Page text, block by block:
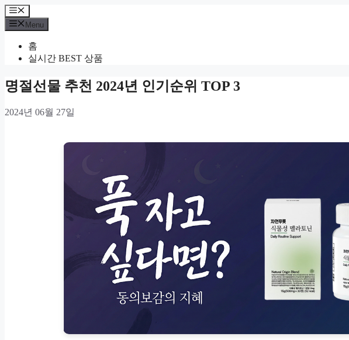
Skip
to
content
Menu
Menu
홈
실시간 BEST 상품
명절선물 추천 2024년 인기순위 TOP 3
2024년 06월 27일